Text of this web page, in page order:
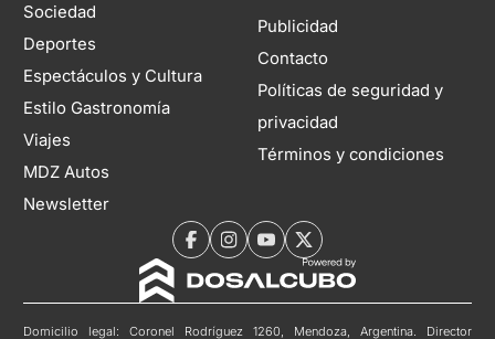
Sociedad
Deportes
Espectáculos y Cultura
Estilo Gastronomía
Viajes
MDZ Autos
Newsletter
Publicidad
Contacto
Políticas de seguridad y
privacidad
Términos y condiciones
Domicilio legal: Coronel Rodríguez 1260, Mendoza, Argentina. Director